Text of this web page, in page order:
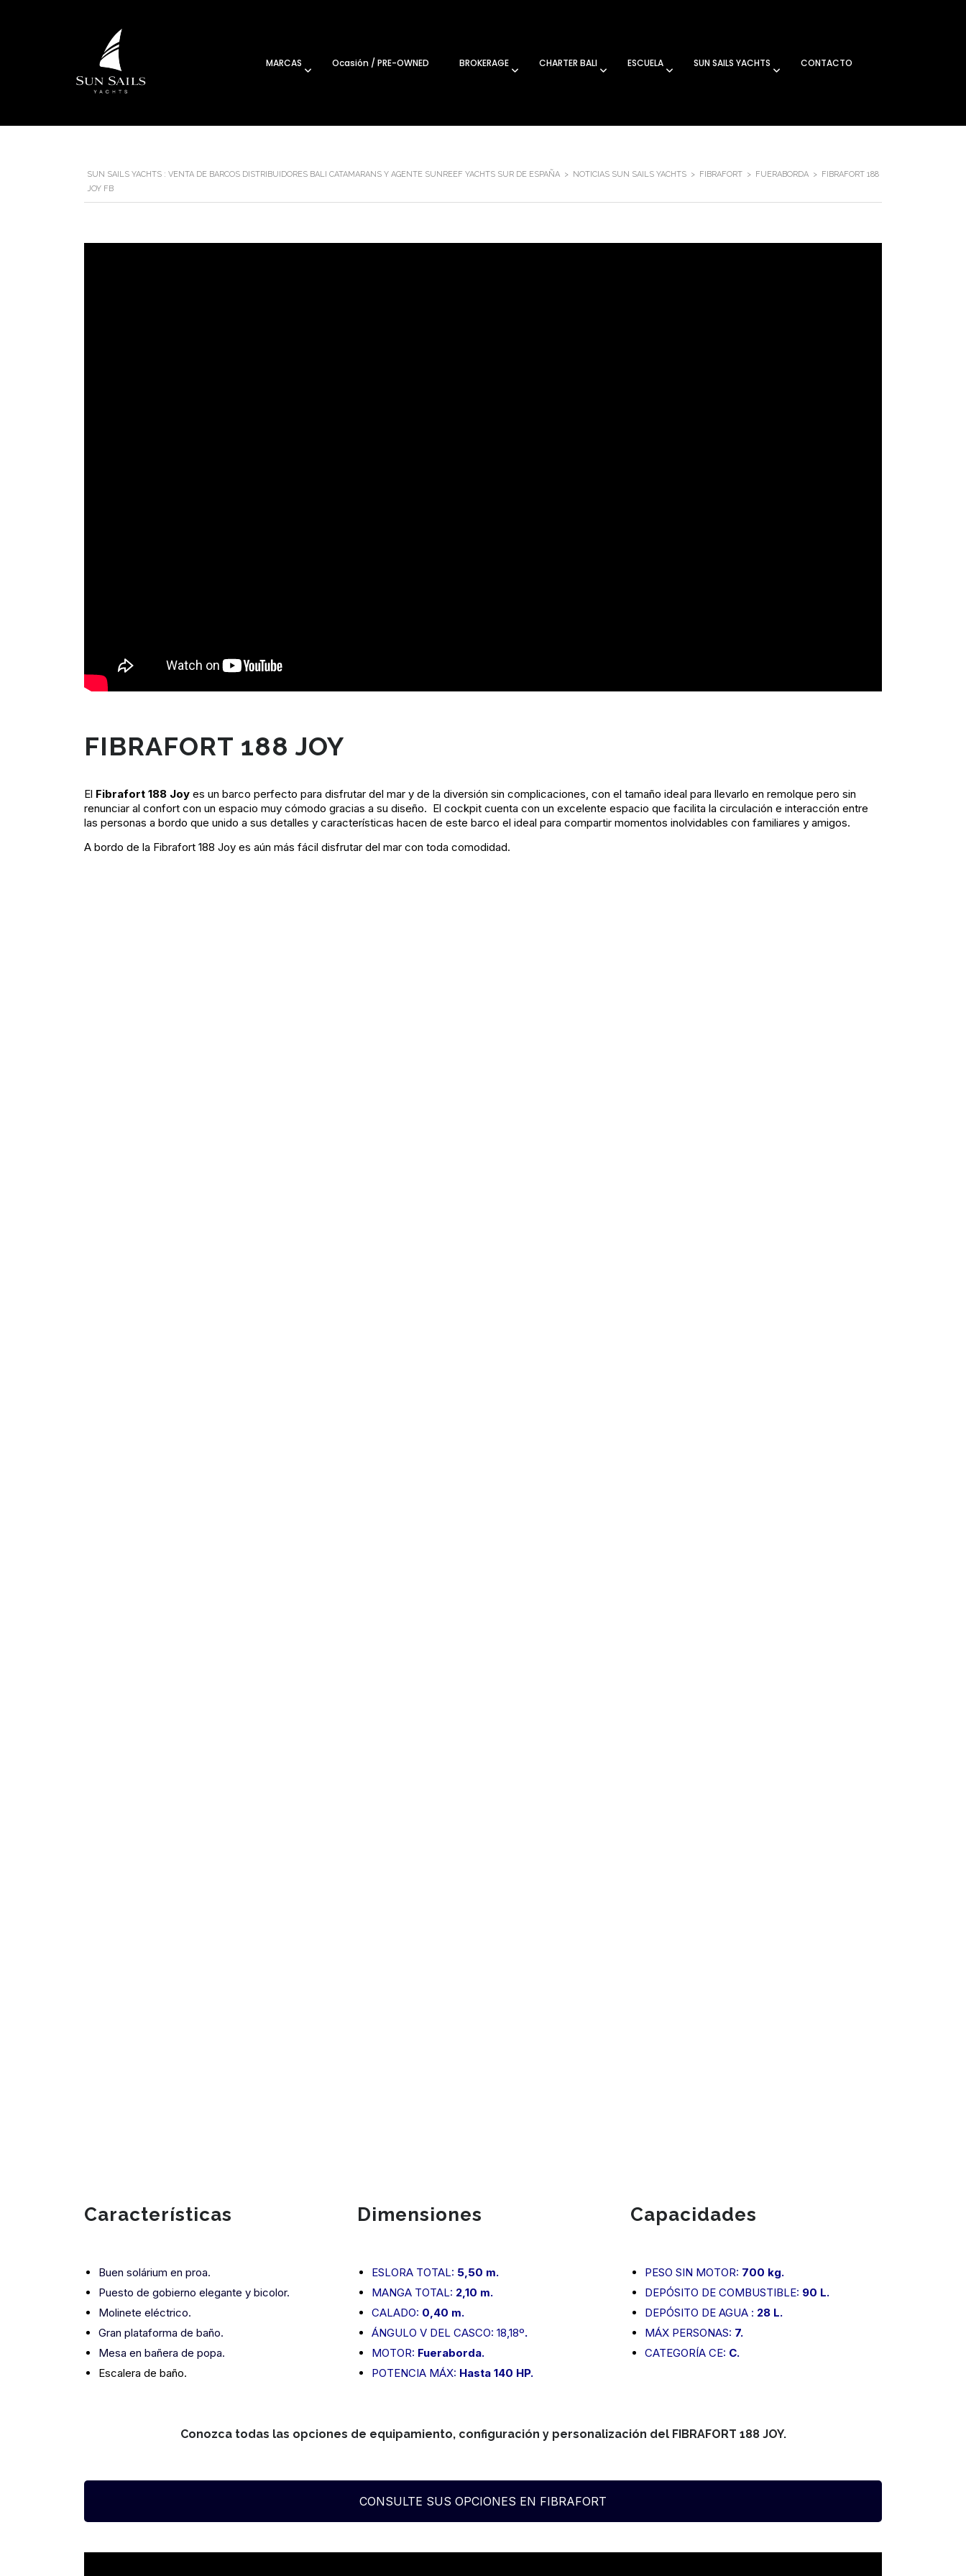
MARCAS Ocasión / PRE-OWNED BROKERAGE CHARTER BALI ESCUELA SUN SAILS YACHTS CONTACTO
SUN SAILS YACHTS : VENTA DE BARCOS DISTRIBUIDORES BALI CATAMARANS Y AGENTE SUNREEF YACHTS SUR DE ESPAÑA > NOTICIAS SUN SAILS YACHTS > FIBRAFORT > FUERABORDA > FIBRAFORT 188
JOY FB
FIBRAFORT 188 JOY
El Fibrafort 188 Joy es un barco perfecto para disfrutar del mar y de la diversión sin complicaciones, con el tamaño ideal para llevarlo en remolque pero sin
renunciar al confort con un espacio muy cómodo gracias a su diseño. El cockpit cuenta con un excelente espacio que facilita la circulación e interacción entre
las personas a bordo que unido a sus detalles y características hacen de este barco el ideal para compartir momentos inolvidables con familiares y amigos.
A bordo de la Fibrafort 188 Joy es aún más fácil disfrutar del mar con toda comodidad.
Características
Buen solárium en proa.
Puesto de gobierno elegante y bicolor.
Molinete eléctrico.
Gran plataforma de baño.
Mesa en bañera de popa.
Escalera de baño.
Dimensiones
ESLORA TOTAL: 5,50 m.
MANGA TOTAL: 2,10 m.
CALADO: 0,40 m.
ÁNGULO V DEL CASCO: 18,18º.
MOTOR: Fueraborda.
POTENCIA MÁX: Hasta 140 HP.
Capacidades
PESO SIN MOTOR: 700 kg.
DEPÓSITO DE COMBUSTIBLE: 90 L.
DEPÓSITO DE AGUA : 28 L.
MÁX PERSONAS: 7.
CATEGORÍA CE: C.
Conozca todas las opciones de equipamiento, configuración y personalización del FIBRAFORT 188 JOY.
CONSULTE SUS OPCIONES EN FIBRAFORT